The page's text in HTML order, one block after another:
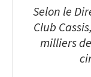
Selon le
Club
milliers